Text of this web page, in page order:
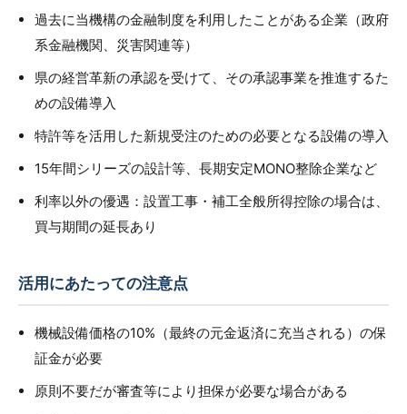
過去に当機構の金融制度を利用したことがある企業（政府
系金融機関、災害関連等）
県の経営革新の承認を受けて、その承認事業を推進するた
めの設備導入
特許等を活用した新規受注のための必要となる設備の導入
15年間シリーズの設計等、長期安定MONO整除企業など
利率以外の優遇：設置工事・補工全般所得控除の場合は、
買与期間の延長あり
活用にあたっての注意点
機械設備価格の10%（最終の元金返済に充当される）の保
証金が必要
原則不要だが審査等により担保が必要な場合がある